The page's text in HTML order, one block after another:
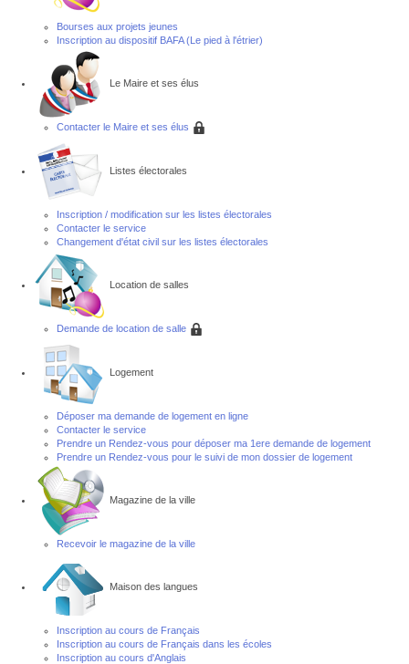
Bourses aux projets jeunes
Inscription au dispositif BAFA (Le pied à l'étrier)
Le Maire et ses élus
Contacter le Maire et ses élus
Listes électorales
Inscription / modification sur les listes électorales
Contacter le service
Changement d'état civil sur les listes électorales
Location de salles
Demande de location de salle
Logement
Déposer ma demande de logement en ligne
Contacter le service
Prendre un Rendez-vous pour déposer ma 1ere demande de logement
Prendre un Rendez-vous pour le suivi de mon dossier de logement
Magazine de la ville
Recevoir le magazine de la ville
Maison des langues
Inscription au cours de Français
Inscription au cours de Français dans les écoles
Inscription au cours d'Anglais